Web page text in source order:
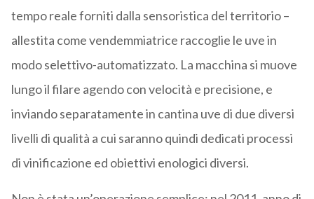
tempo reale forniti dalla sensoristica del territorio –
allestita come vendemmiatrice raccoglie le uve in
modo selettivo-automatizzato. La macchina si muove
lungo il filare agendo con velocità e precisione, e
inviando separatamente in cantina uve di due diversi
livelli di qualità a cui saranno quindi dedicati processi
di vinificazione ed obiettivi enologici diversi.